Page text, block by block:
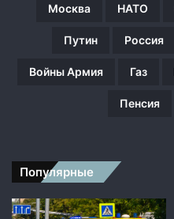
Москва НАТО
Путин Россия
Войны Армия Газ
Пенсия
Популярные